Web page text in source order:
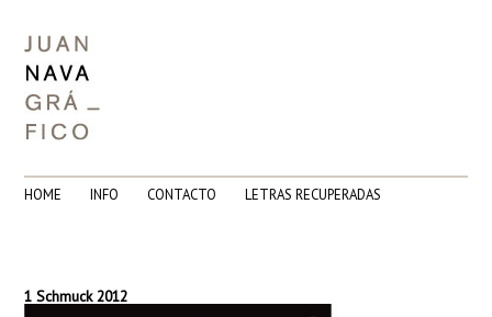
HOME INFO CONTACTO LETRAS RECUPERADAS
1 Schmuck 2012